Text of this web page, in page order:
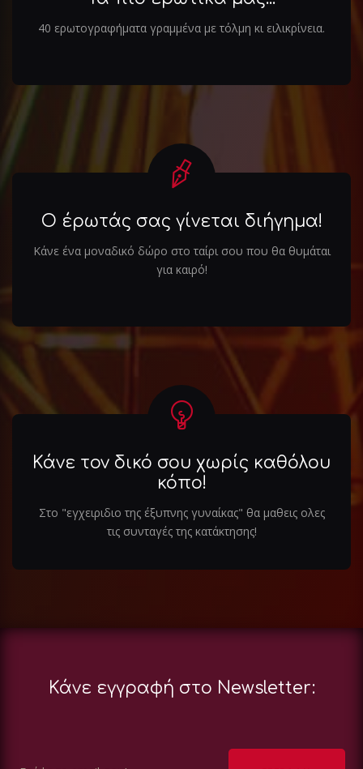
40 ερωτογραφήματα γραμμένα με τόλμη κι ειλικρίνεια.
Ο έρωτάς σας γίνεται διήγημα!
Κάνε ένα μοναδικό δώρο στο ταίρι σου που θα θυμάται
για καιρό!
Κάνε τον δικό σου χωρίς καθόλου
κόπο!
Στο "εγχειριδιο της έξυπνης γυναίκας" θα μαθεις ολες
τις συνταγές της κατάκτησης!
Κάνε εγγραφή στο Newsletter: